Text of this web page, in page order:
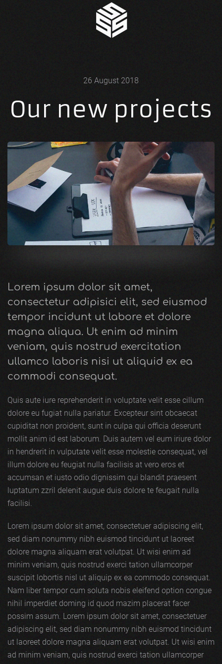
26 August 2018
Our new projects
Lorem ipsum dolor sit amet,
consectetur adipisici elit, sed eiusmod
tempor incidunt ut labore et dolore
magna aliqua. Ut enim ad minim
veniam, quis nostrud exercitation
ullamco laboris nisi ut aliquid ex ea
commodi consequat.
Quis aute iure reprehenderit in voluptate velit esse cillum
dolore eu fugiat nulla pariatur. Excepteur sint obcaecat
cupiditat non proident, sunt in culpa qui officia deserunt
mollit anim id est laborum. Duis autem vel eum iriure dolor
in hendrerit in vulputate velit esse molestie consequat, vel
illum dolore eu feugiat nulla facilisis at vero eros et
accumsan et iusto odio dignissim qui blandit praesent
luptatum zzril delenit augue duis dolore te feugait nulla
facilisi.
Lorem ipsum dolor sit amet, consectetuer adipiscing elit,
sed diam nonummy nibh euismod tincidunt ut laoreet
dolore magna aliquam erat volutpat. Ut wisi enim ad
minim veniam, quis nostrud exerci tation ullamcorper
suscipit lobortis nisl ut aliquip ex ea commodo consequat.
Nam liber tempor cum soluta nobis eleifend option congue
nihil imperdiet doming id quod mazim placerat facer
possim assum. Lorem ipsum dolor sit amet, consectetuer
adipiscing elit, sed diam nonummy nibh euismod tincidunt
ut laoreet dolore magna aliquam erat volutpat. Ut wisi enim
ad minim veniam, quis nostrud exerci tation ullamcorper